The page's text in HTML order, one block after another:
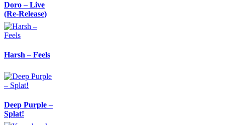
Doro – Live
(Re-Release)
Harsh – Feels
Deep Purple –
Splat!